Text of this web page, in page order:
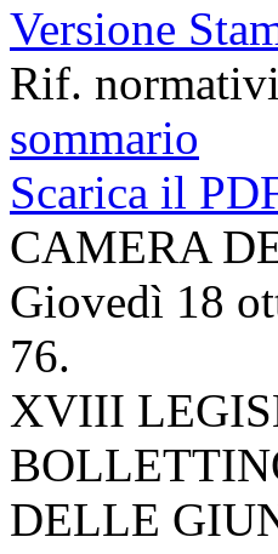
Versione
Rif. normativi
sommario
Scarica il
CAMERA
Giovedì 18
76.
XVIII
DELLE